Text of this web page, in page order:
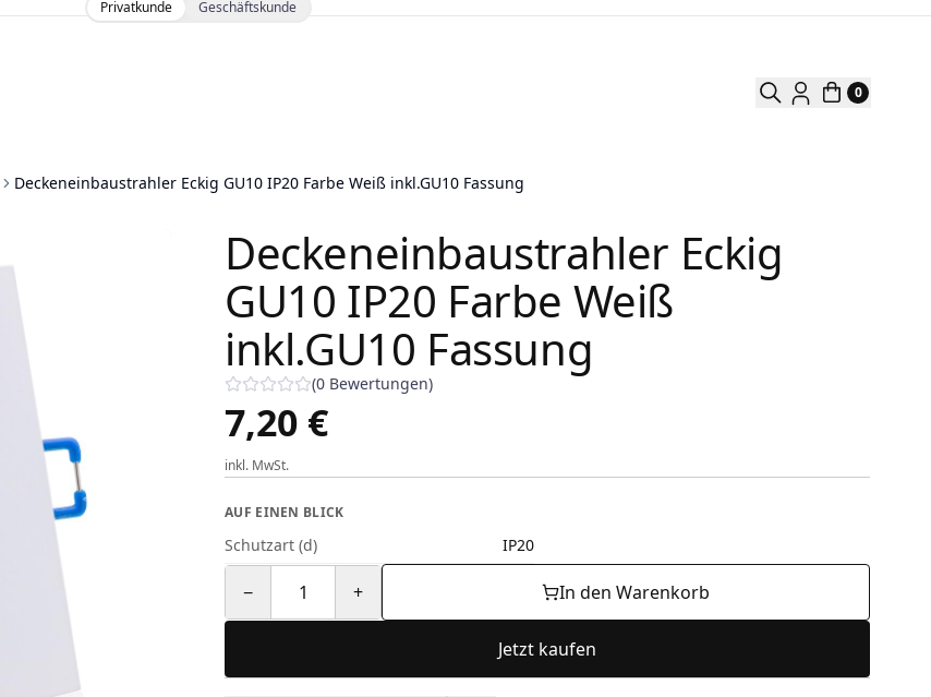
Privatkunde Geschäftskunde
0
Deckeneinbaustrahler Eckig GU10 IP20 Farbe Weiß inkl.GU10 Fassung
Deckeneinbaustrahler Eckig
GU10 IP20 Farbe Weiß
inkl.GU10 Fassung
(0 Bewertungen)
7,20 €
inkl. MwSt.
AUF EINEN BLICK
Schutzart (d) IP20
− 1 + In den Warenkorb
Jetzt kaufen